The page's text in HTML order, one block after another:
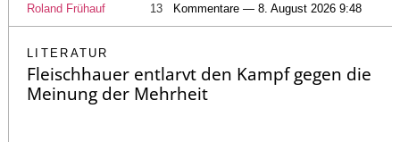
Roland Frühauf 13 Kommentare — 8. August 2026 9:48
LITERATUR
Fleischhauer entlarvt den Kampf gegen die
Meinung der Mehrheit